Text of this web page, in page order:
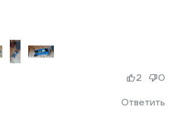
Ответить
2 0